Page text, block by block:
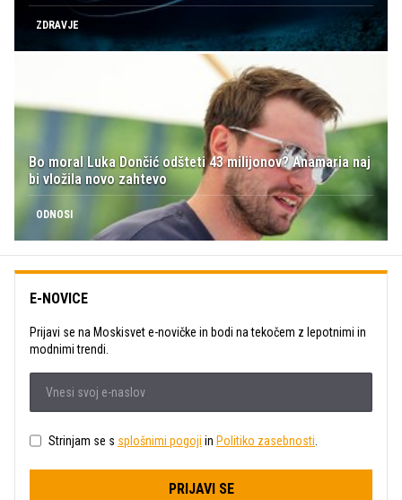
ZDRAVJE
Bo moral Luka Dončić odšteti 43 milijonov? Anamaria naj
bi vložila novo zahtevo
ODNOSI
E-NOVICE
Prijavi se na Moskisvet e-novičke in bodi na tekočem z lepotnimi in
modnimi trendi.
Strinjam se s splošnimi pogoji in Politiko zasebnosti
PRIJAVI SE